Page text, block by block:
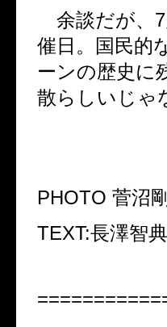
余談だが、 7
催日。国民的
ーンの歴史に
散らしいじゃ
PHOTO 菅沼
TEXT:長澤智典